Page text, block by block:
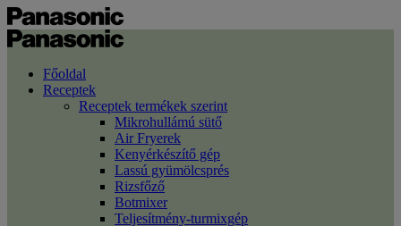
Főoldal
Receptek
Receptek termékek szerint
Mikrohullámú sütő
Air Fryerek
Kenyérkészítő gép
Lassú gyümölcsprés
Rizsfőző
Botmixer
Teljesítmény-turmixgép